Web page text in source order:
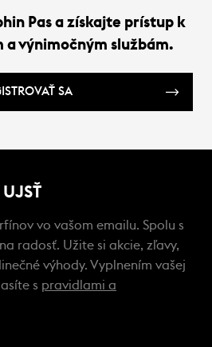
Pas a získajte prístup k
a výnimočným službám.
SA
vo vašom emailu. Spolu s
radosť. Užite si akcie, zľavy,
výhody. Vyplnením vašej
s pravidlami a